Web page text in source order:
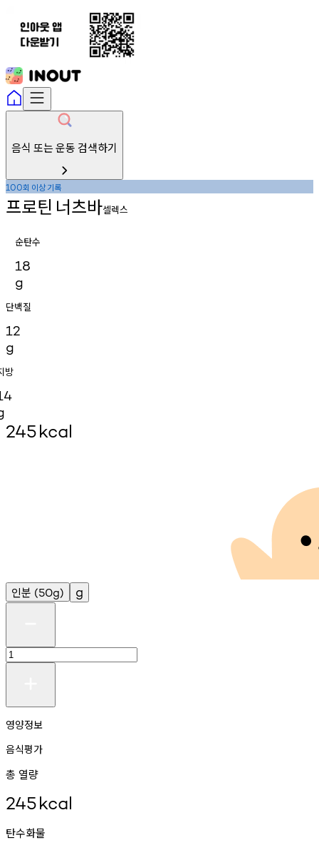
음식 또는 운동 검색하기
100회 이상기록
프로틴 너츠바셀렉스
순탄수
18
g
단백질
12
g
방
245kcal
인분 (50g) g
영양정보
음식평가
총 열량
245kcal
탄수화물